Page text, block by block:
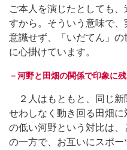
ご本人を演じたとしても
すから。そういう意味で
意識せず、「いだてん」
に心掛けています。
－河野と田畑の関係で印象に
２人はもともと、同じ新
せわしなく動き回る田畑
の低い河野という対比は
の一方で、お互いにスポ